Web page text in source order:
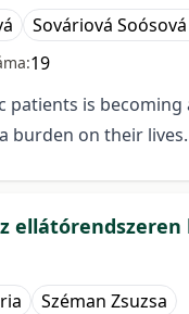
Sováriová
19
patients is
burden on their lives.
Széman Zsuzsa